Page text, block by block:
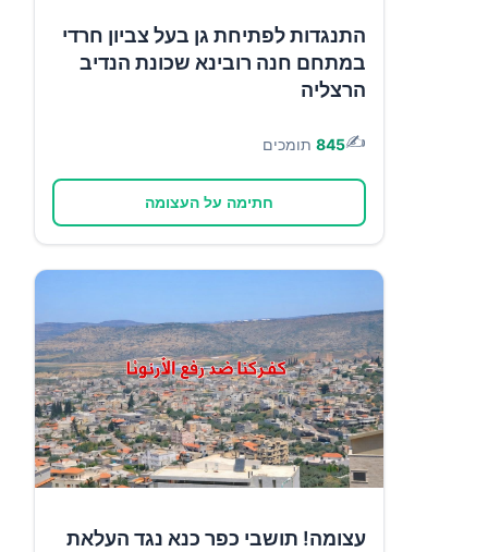
התנגדות לפתיחת גן בעל צביון חרדי
במתחם חנה רובינא שכונת הנדיב
הרצליה
✍️
845 תומכים
חתימה על העצומה
עצומה! תושבי כפר כנא נגד העלאת